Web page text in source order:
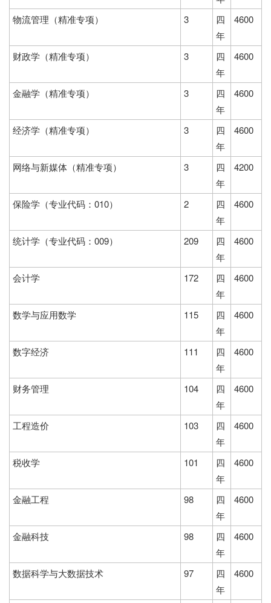
物流管理（精准专项）
3
四
年
4600
财政学（精准专项） 3
四
年
4600
金融学（精准专项） 3
四
年
4600
经济学（精准专项） 3
四
年
4600
网络与新媒体（精准专项） 3
四
年
4200
保险学（专业代码：010） 2
四
年
4600
统计学（专业代码：009） 209
四
年
4600
会计学 172
四
年
4600
数学与应用数学 115
四
年
4600
数字经济 111
四
年
4600
财务管理 104
四
年
4600
工程造价 103
四
年
4600
税收学 101
四
年
4600
金融工程 98
四
年
4600
金融科技 98
四
年
4600
数据科学与大数据技术 97
四
年
4600